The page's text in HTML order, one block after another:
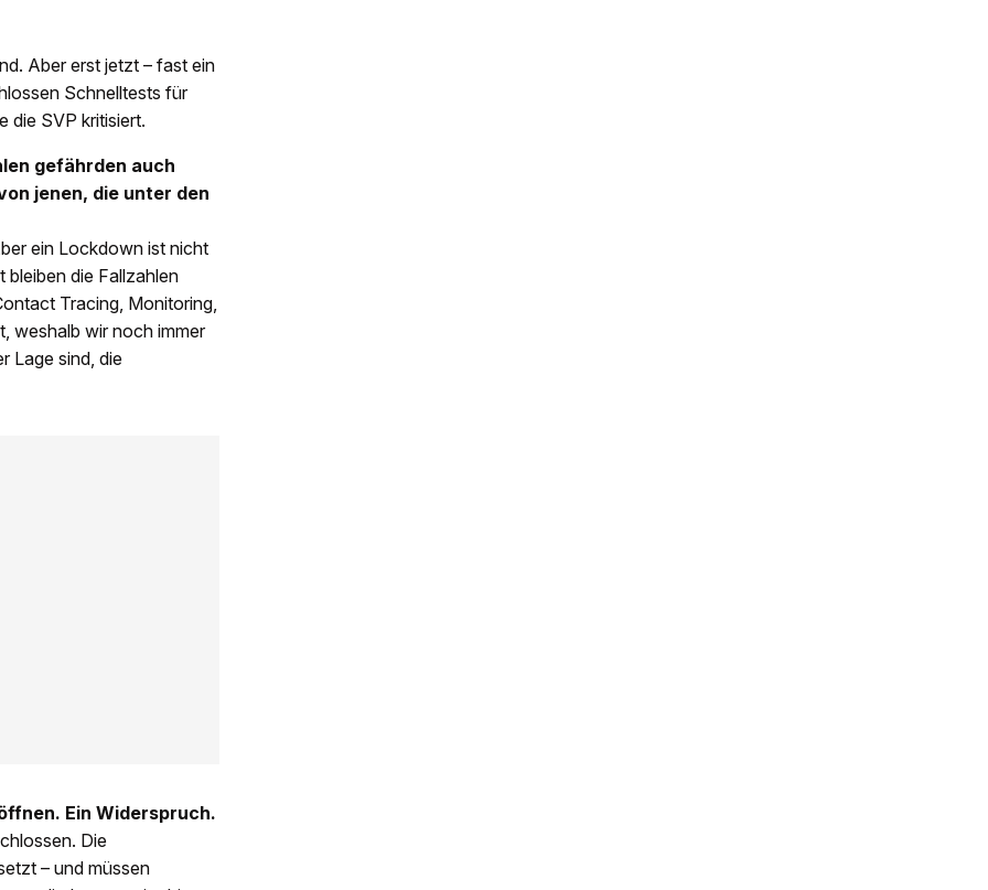
Aber erst jetzt – fast ein
Schnelltests für
die SVP kritisiert.
gefährden auch
jenen, die unter den
ein Lockdown ist nicht
die Fallzahlen
Tracing, Moni­toring,
weshalb wir noch immer
Lage sind, die
Ein Widerspruch.
Die
– und müssen